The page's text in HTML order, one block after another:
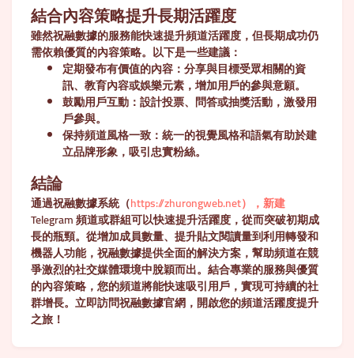
結合內容策略提升長期活躍度
雖然祝融數據的服務能快速提升頻道活躍度，但長期成功仍
需依賴優質的內容策略。以下是一些建議：
定期發布有價值的內容 ：分享與目標受眾相關的資
訊、教育內容或娛樂元素，增加用戶的參與意願。
鼓勵用戶互動 ：設計投票、問答或抽獎活動，激發用
戶參與。
保持頻道風格一致 ：統一的視覺風格和語氣有助於建
立品牌形象，吸引忠實粉絲。
結論
通過祝融數據系統（https://zhurongweb.net），新建
Telegram 頻道或群組可以快速提升活躍度，從而突破初期成
長的瓶頸。從增加成員數量、提升貼文閱讀量到利用轉發和
機器人功能，祝融數據提供全面的解決方案，幫助頻道在競
爭激烈的社交媒體環境中脫穎而出。結合專業的服務與優質
的內容策略，您的頻道將能快速吸引用戶，實現可持續的社
群增長。立即訪問祝融數據官網，開啟您的頻道活躍度提升
之旅！